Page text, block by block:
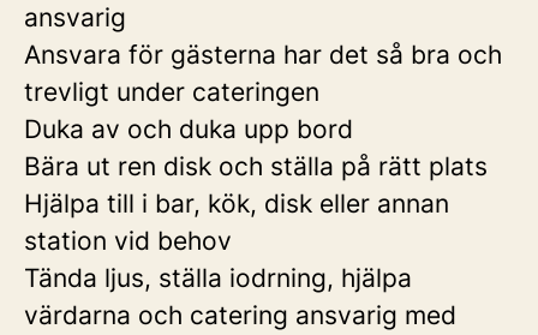
ansvarig
Ansvara för gästerna har det så bra och
trevligt under cateringen
Duka av och duka upp bord
Bära ut ren disk och ställa på rätt plats
Hjälpa till i bar, kök, disk eller annan
station vid behov
Tända ljus, ställa iodrning, hjälpa
värdarna och catering ansvarig med